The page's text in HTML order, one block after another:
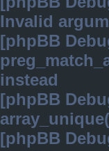
Invalid
[phpBB
instead
[phpBB
[phpBB